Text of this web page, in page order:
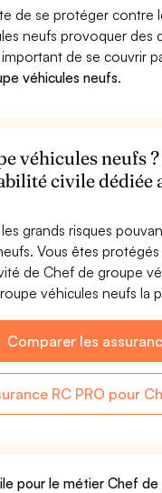
de se protéger contre
neufs provoquer des
de se couvrir
véhicules neufs.
véhicules neufs
civile dédiée
grands risques
Vous êtes
de Chef de groupe
véhicules neufs la
Comparer les
RC PRO pour
pour le métier Chef